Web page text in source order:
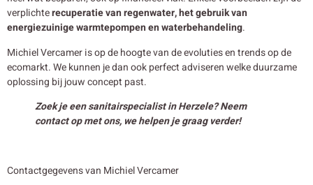
verplichterecuperatie van regenwater, het gebruik van
energiezuinige warmtepompen en waterbehandeling.
Michiel Vercamer is op de hoogte van de evoluties en trends op de
ecomarkt. We kunnen je dan ook perfect adviseren welke duurzame
oplossing bij jouw concept past.
Zoek je een sanitairspecialist in Herzele? Neem
contact op met ons, we helpen je graag verder!
Contactgegevens van Michiel Vercamer